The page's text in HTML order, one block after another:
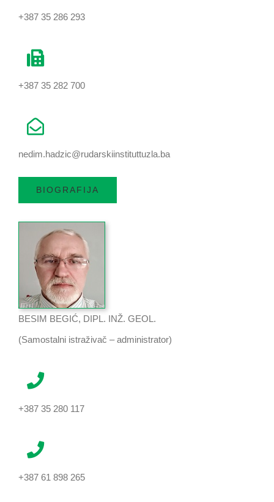
+387 35 286 293
+387 35 282 700
nedim.hadzic@rudarskiinstituttuzla.ba
BIOGRAFIJA
BESIM BEGIĆ, DIPL. INŽ. GEOL.
(Samostalni istraživač – administrator)
+387 35 280 117
+387 61 898 265